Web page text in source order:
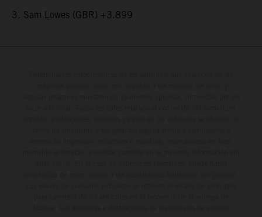
3. Sam Lowes (GBR) +3.899